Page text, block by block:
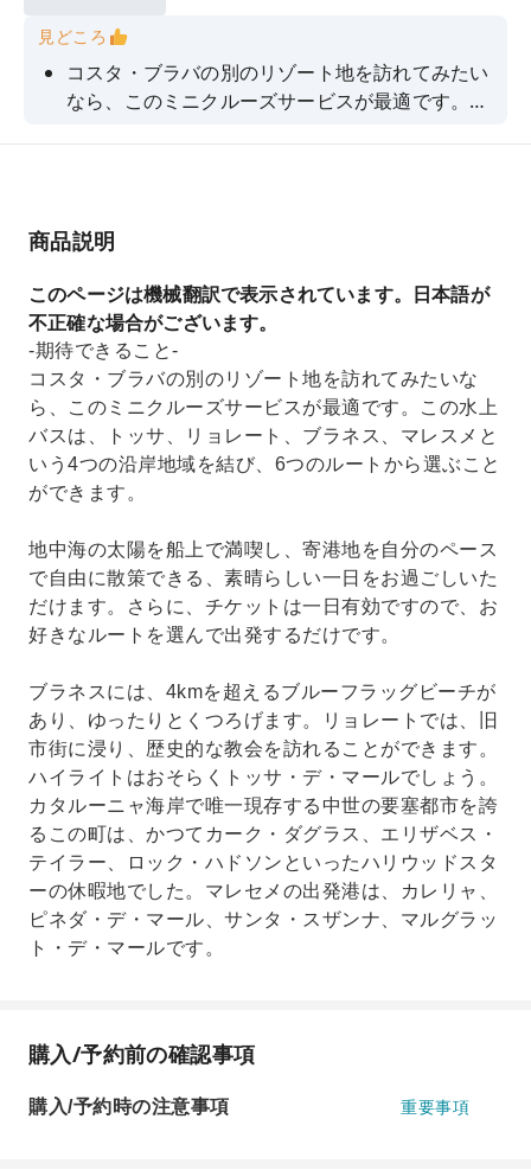
見どころ
コスタ・ブラバの別のリゾート地を訪れてみたい
なら、このミニクルーズサービスが最適です。こ
商品説明
このページは機械翻訳で表示されています。日本語が
不正確な場合がございます。
-期待できること-
コスタ・ブラバの別のリゾート地を訪れてみたいな
ら、このミニクルーズサービスが最適です。この水上
バスは、トッサ、リョレート、ブラネス、マレスメと
いう4つの沿岸地域を結び、6つのルートから選ぶこと
ができます。
地中海の太陽を船上で満喫し、寄港地を自分のペース
で自由に散策できる、素晴らしい一日をお過ごしいた
だけます。さらに、チケットは一日有効ですので、お
好きなルートを選んで出発するだけです。
ブラネスには、4kmを超えるブルーフラッグビーチが
あり、ゆったりとくつろげます。リョレートでは、旧
市街に浸り、歴史的な教会を訪れることができます。
ハイライトはおそらくトッサ・デ・マールでしょう。
カタルーニャ海岸で唯一現存する中世の要塞都市を誇
るこの町は、かつてカーク・ダグラス、エリザベス・
テイラー、ロック・ハドソンといったハリウッドスタ
ーの休暇地でした。マレセメの出発港は、カレリャ、
ピネダ・デ・マール、サンタ・スザンナ、マルグラッ
ト・デ・マールです。
購入/予約前の確認事項
購入/予約時の注意事項 重要事項